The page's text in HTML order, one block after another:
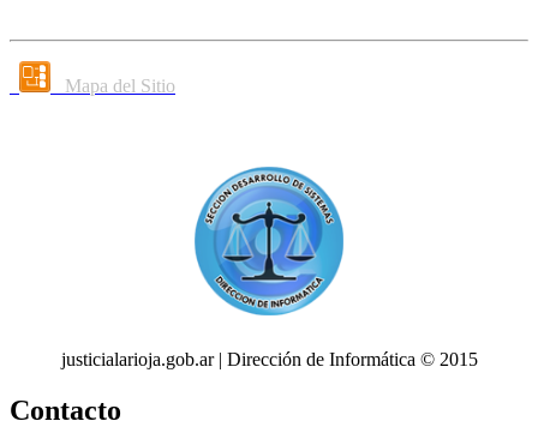
Mapa del Sitio
justicialarioja.gob.ar | Dirección de Informática © 2015
Contacto